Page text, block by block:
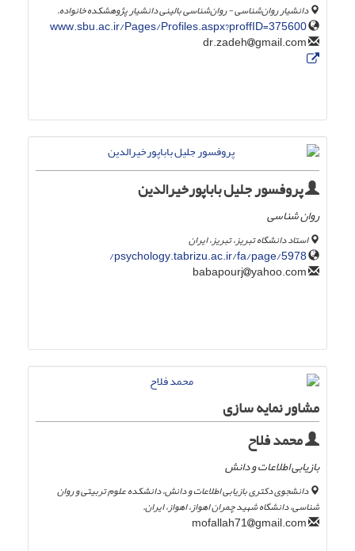
دانشیار روان‌شناسی - روان‌شناسی بالینی دانشیار پژوهشکده خانواده.
www.sbu.ac.ir/Pages/Profiles.aspx?proffID=375600
gmail.com
پروفسور جلیل باباپورخیرالدین
روان شناسی
استاد دانشگاه تبریز، تبریز، ایران
psychology.tabrizu.ac.ir/fa/page/5978/
yahoo.com
مشاور نمایه سازی
محمد فلاح
بازیابی اطلاعات و دانش
دانشجوی دکتری بازیابی اطلاعات و دانش، دانشکده علوم تربیتی و روان
شناسی، دانشگاه شهید چمران اهواز، اهواز، ایران.
gmail.com